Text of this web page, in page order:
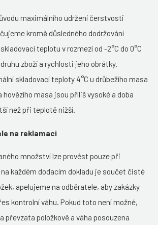
maximálního udržení čerstvosti
kromě důsledného dodržování
teplotu v rozmezí od -2°C do 0°C
zboží a rychlosti jeho obrátky.
skladovací teploty 4°C u drůbežího masa
hovězího masa jsou příliš vysoké a doba
než při teplotě nižší.
na reklamaci
množství lze provést pouze při
každém dodacím dokladu je součet čisté
apelujeme na odběratele, aby zakázky
kontrolní váhu. Pokud toto není možné,
převzata položkově a váha posouzena